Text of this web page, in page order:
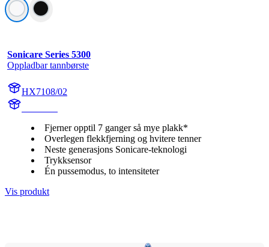
Sonicare Series 5300
Oppladbar tannbørste
HX7108/02
Fjerner opptil 7 ganger så mye plakk*
Overlegen flekkfjerning og hvitere tenner
Neste generasjons Sonicare-teknologi
Trykksensor
Én pussemodus, to intensiteter
Vis produkt